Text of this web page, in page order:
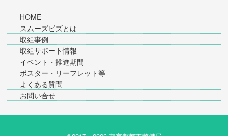
HOME
スムーズビズとは
取組事例
取組サポート情報
イベント・推進期間
ポスター・リーフレット等
よくある質問
お問い合せ